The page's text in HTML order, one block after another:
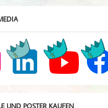
UND POSTER KAUFEN